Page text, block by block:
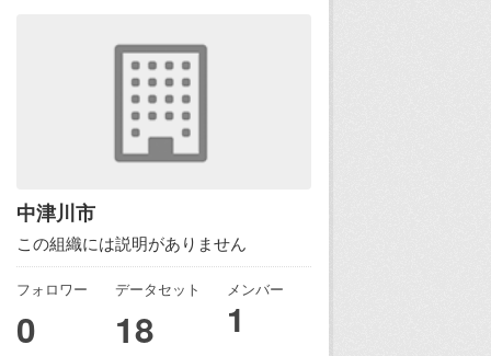
中津川市
この組織には説明がありません
フォロワー
0
データセット
18
メンバー
1